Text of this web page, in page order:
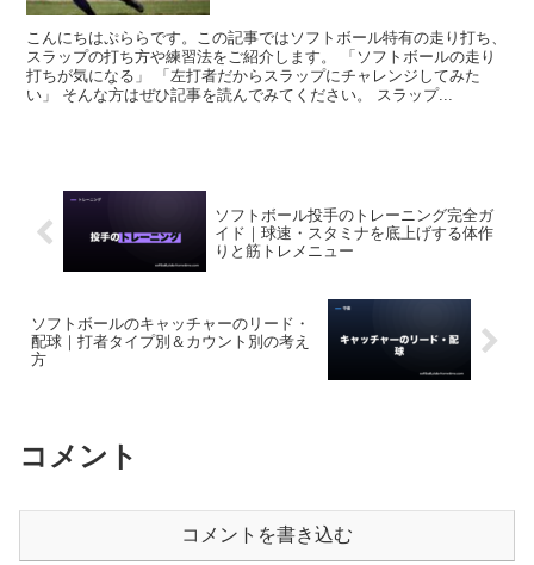
こんにちはぷららです。この記事ではソフトボール特有の走り打ち、
スラップの打ち方や練習法をご紹介します。 「ソフトボールの走り
打ちが気になる」 「左打者だからスラップにチャレンジしてみた
い」 そんな方はぜひ記事を読んでみてください。 スラップ...
ソフトボール投手のトレーニング完全ガ
イド｜球速・スタミナを底上げする体作
りと筋トレメニュー
ソフトボールのキャッチャーのリード・
配球｜打者タイプ別＆カウント別の考え
方
コメント
コメントを書き込む